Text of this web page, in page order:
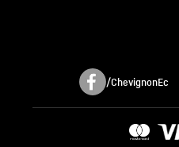
/ChevignonEc